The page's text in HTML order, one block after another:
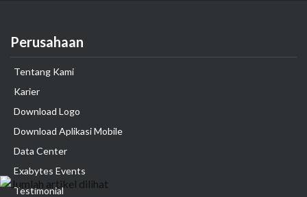
Perusahaan
Tentang Kami
Karier
Download Logo
Download Aplikasi Mobile
Data Center
Exabytes Events
Testimonial